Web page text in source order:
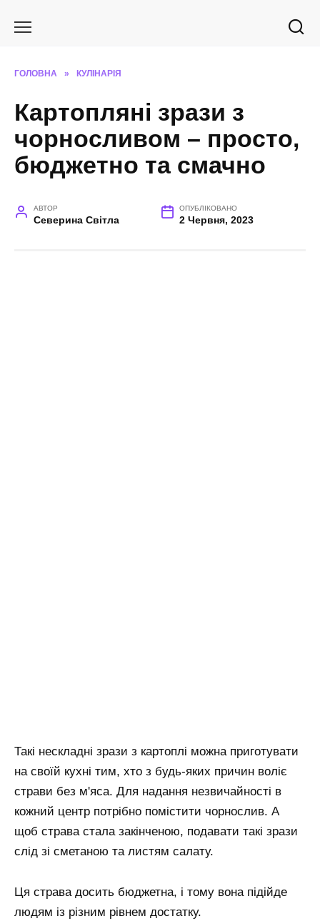
ГОЛОВНА » КУЛІНАРІЯ
Картопляні зрази з
чорносливом – просто,
бюджетно та смачно
АВТОР
Северина Світла
ОПУБЛІКОВАНО
2 Червня, 2023
Такі нескладні зрази з картоплі можна приготувати
на своїй кухні тим, хто з будь-яких причин воліє
страви без м'яса. Для надання незвичайності в
кожний центр потрібно помістити чорнослив. А
щоб страва стала закінченою, подавати такі зрази
слід зі сметаною та листям салату.
Ця страва досить бюджетна, і тому вона підійде
людям із різним рівнем достатку.